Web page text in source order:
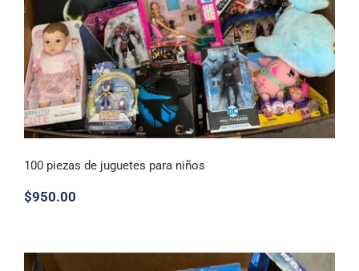
100 piezas de juguetes para niños
$950.00